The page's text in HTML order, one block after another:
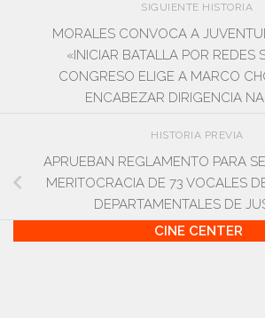
SIGUIENTE HISTORIA
MORALES CONVOCA A
«INICIAR BATALLA POR REDES
CONGRESO ELIGE A MARCO
ENCABEZAR DIRIGENCIA
HISTORIA PREVIA
APRUEBAN REGLAMENTO PARA
MERITOCRACIA DE 73 VOCALES
DEPARTAMENTALES DE
CINE CENTER